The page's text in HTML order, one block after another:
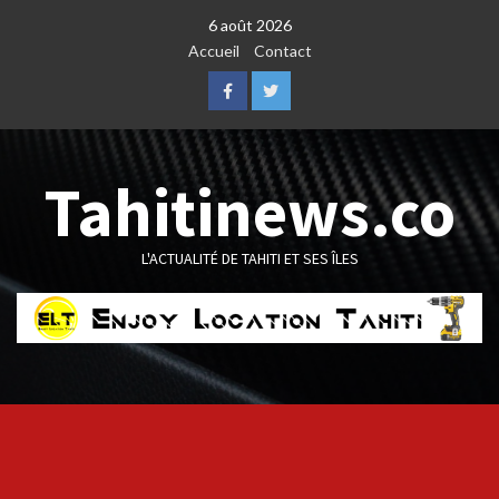
6 août 2026
Accueil
Contact
FacebookTwitter
Tahitinews.co
L'ACTUALITÉ DE TAHITI ET SES ÎLES